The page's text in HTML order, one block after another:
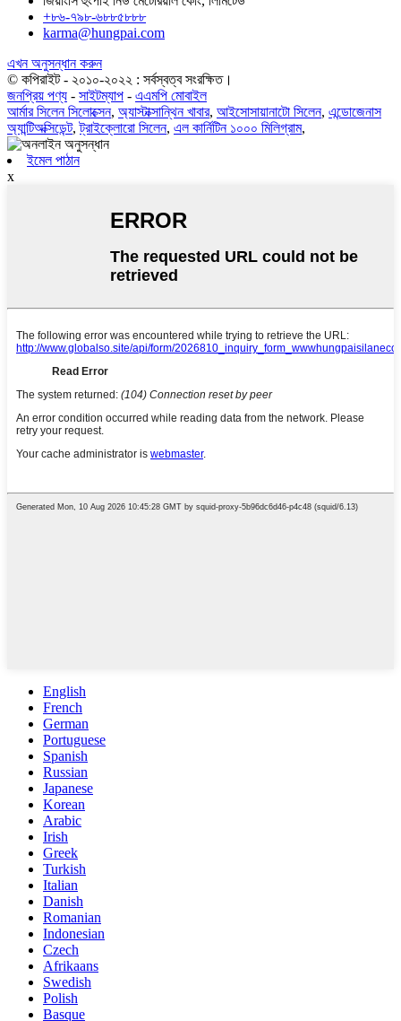
+৮৬-৭৯৮-৬৮৮৫৮৮৮
karma@hungpai.com
এখন অনুসন্ধান করুন
© কপিরাইট - ২০১০-২০২২ : সর্বস্বত্ব সংরক্ষিত।
জনপ্রিয় পণ্য - সাইটম্যাপ - এএমপি মোবাইল
আর্মার সিলেন সিলোক্সেন, অ্যাস্টাক্সান্থিন খাবার, আইসোসায়ানাটো সিলেন, এন্ডোজেনাস
অ্যান্টিঅক্সিডেন্ট,ট্রাইক্লোরো সিলেন, এল কার্নিটিন ১০০০ মিলিগ্রাম,
ইমেল পাঠান
x
English
French
German
Portuguese
Spanish
Russian
Japanese
Korean
Arabic
Irish
Greek
Turkish
Italian
Danish
Romanian
Indonesian
Czech
Afrikaans
Swedish
Polish
Basque